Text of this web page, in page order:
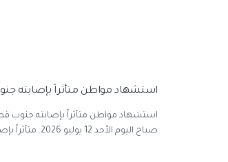
استشهاد مواطن متأثراً بإصابته
استشهاد مواطن متأثراً بإصابته
صباح اليوم الأحد 12 يوليو 2026. متأثراً بإصابته من جراء قصف ...